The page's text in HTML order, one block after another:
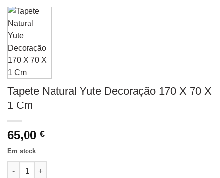
Tapete Natural Yute Decoração 170 X 70 X
1 Cm
65,00 €
Em stock
Quantidade de Tapete Natural Yute Decoração 170 X 70 X 1 Cm